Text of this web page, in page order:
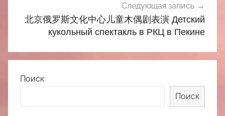
Следующая запись
北京俄罗斯文化中心儿童木偶剧表演 Детский
кукольный спектакль в РКЦ в Пекине
Поиск
Поиск